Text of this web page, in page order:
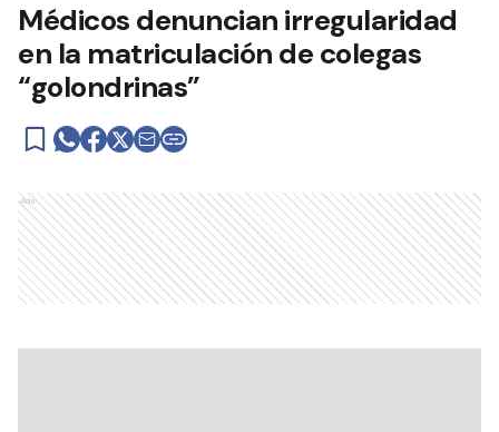
Médicos denuncian irregularidad
en la matriculación de colegas
“golondrinas”
Ads